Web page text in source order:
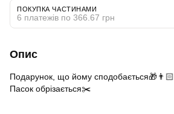
ПОКУПКА ЧАСТИНАМИ
6 платежів по 366.67 грн
Опис
Подарунок, що йому сподобається🎁👨🏻
Пасок обрізається✂️